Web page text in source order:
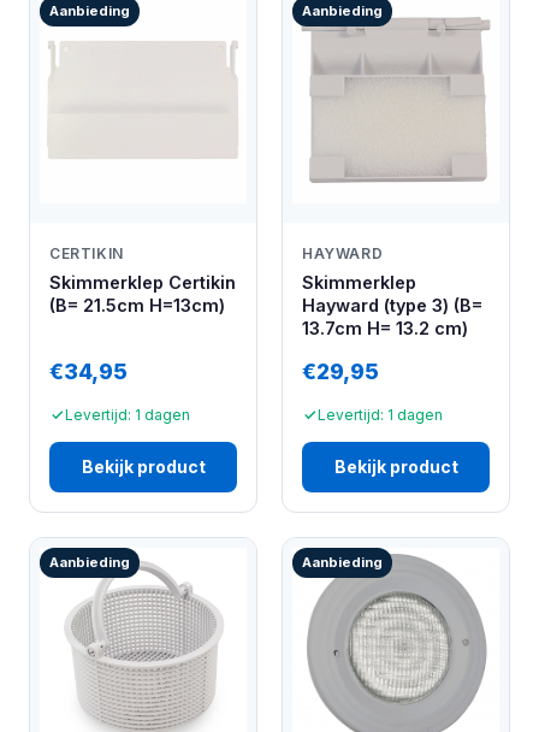
Aanbieding
CERTIKIN
Skimmerklep Certikin
(B= 21.5cm H=13cm)
€34,95
Levertijd: 1 dagen
Bekijk product
Aanbieding
HAYWARD
Skimmerklep
Hayward (type 3) (B=
13.7cm H= 13.2 cm)
€29,95
Levertijd: 1 dagen
Bekijk product
Aanbieding Aanbieding